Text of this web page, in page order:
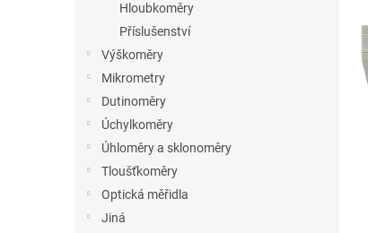
Hloubkoměry
Příslušenství
Výškoměry
Mikrometry
Dutinoměry
Úchylkoměry
Úhloměry a sklonoměry
Tloušťkoměry
Optická měřidla
Jiná